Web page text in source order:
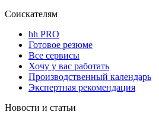
Соискателям
hh PRO
Готовое резюме
Все сервисы
Хочу у вас работать
Производственный календарь
Экспертная рекомендация
Новости и статьи